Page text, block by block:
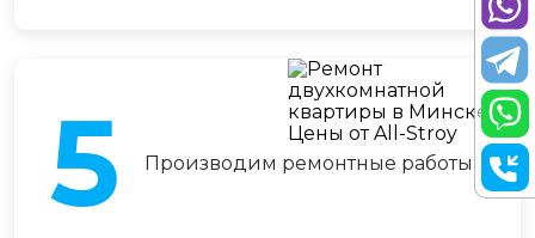
5 Производим ремонтные работы